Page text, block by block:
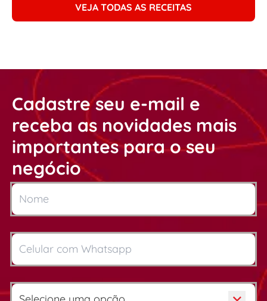
VEJA TODAS AS RECEITAS
Cadastre seu e-mail e
receba as novidades mais
importantes para o seu
negócio